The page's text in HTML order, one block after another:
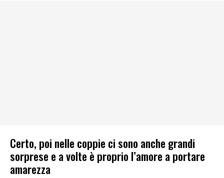
Certo, poi nelle coppie ci sono anche grandi
sorprese e a volte è proprio l’amore a portare
amarezza